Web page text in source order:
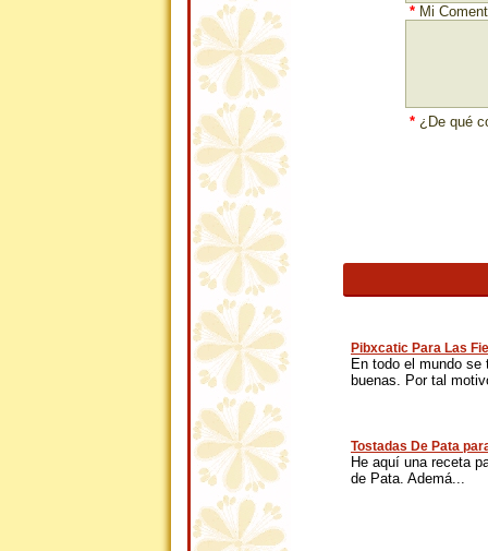
* Mi
* ¿De qué
Pibxcatic Para Las
En todo el mundo
buenas. Por tal
Tostadas De Pata
He aquí una receta
de Pata. Ademá...